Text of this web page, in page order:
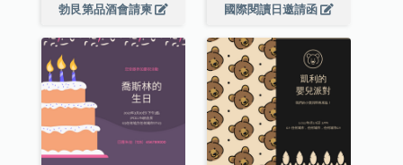
勃艮第品酒會請柬 國際閱讀日邀請函